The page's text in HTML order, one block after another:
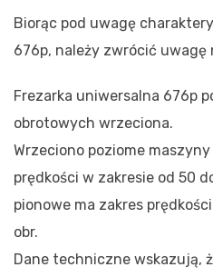
Biorąc pod uwagę
676p, należy zwrócić
Frezarka uniwersalna 676p
obrotowych wrzeciona.
Wrzeciono poziome
prędkości w zakresie od 50
pionowe ma zakres
obr.
Dane techniczne wskazują,